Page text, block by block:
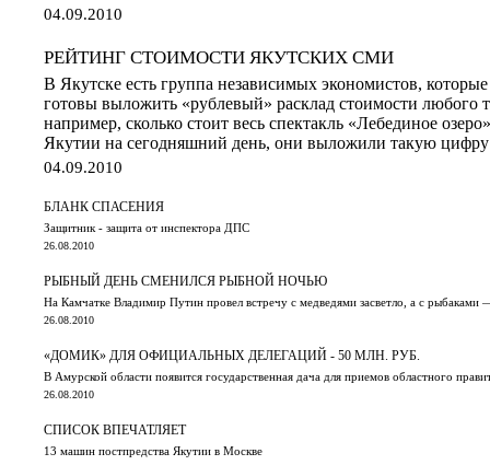
04.09.2010
РЕЙТИНГ СТОИМОСТИ ЯКУТСКИХ СМИ
В Якутске есть группа независимых экономистов,
готовы выложить «рублевый» расклад стоимости любого
например, сколько стоит весь спектакль «Лебединое
Якутии на сегодняшний день, они выложили такую
04.09.2010
БЛАНК СПАСЕНИЯ
Защитник - защита от инспектора ДПС
26.08.2010
РЫБНЫЙ ДЕНЬ СМЕНИЛСЯ РЫБНОЙ НОЧЬЮ
На Камчатке Владимир Путин провел встречу с медведями засветло, а с рыбаками
26.08.2010
«ДОМИК» ДЛЯ ОФИЦИАЛЬНЫХ ДЕЛЕГАЦИЙ - 50 МЛН. РУБ.
В Амурской области появится государственная дача для приемов областного
26.08.2010
СПИСОК ВПЕЧАТЛЯЕТ
13 машин постпредства Якутии в Москве